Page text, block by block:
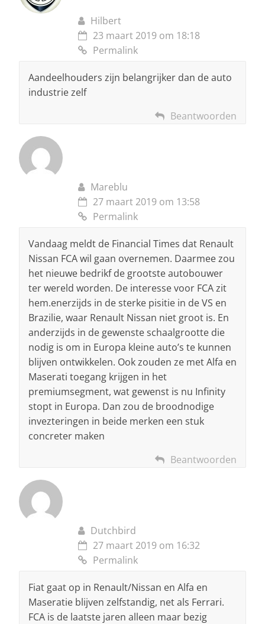
Hilbert
23 maart 2019 om 18:18
Permalink
Aandeelhouders zijn belangrijker dan de auto
industrie zelf
Beantwoorden
Mareblu
27 maart 2019 om 13:58
Permalink
Vandaag meldt de Financial Times dat Renault
Nissan FCA wil gaan overnemen. Daarmee zou
het nieuwe bedrikf de grootste autobouwer
ter wereld worden. De interesse voor FCA zit
hem.enerzijds in de sterke pisitie in de VS en
Brazilie, waar Renault Nissan niet groot is. En
anderzijds in de gewenste schaalgrootte die
nodig is om in Europa kleine auto’s te kunnen
blijven ontwikkelen. Ook zouden ze met Alfa en
Maserati toegang krijgen in het
premiumsegment, wat gewenst is nu Infinity
stopt in Europa. Dan zou de broodnodige
invezteringen in beide merken een stuk
concreter maken
Beantwoorden
Dutchbird
27 maart 2019 om 16:32
Permalink
Fiat gaat op in Renault/Nissan en Alfa en
Maseratie blijven zelfstandig, net als Ferrari.
FCA is de laatste jaren alleen maar bezig